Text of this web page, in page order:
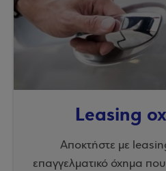
Leasing
Αποκτήστε με
επαγγελματικό όχημα που